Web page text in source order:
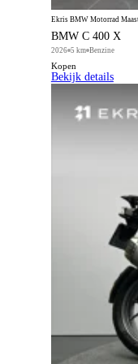
Ekris BMW Motorrad
BMW C 400 X
2026 5 km Benzine
Kopen
Bekijk details